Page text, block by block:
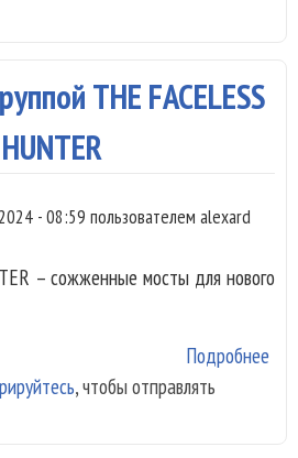
THE FACELESS
HUNTER
- 08:59 пользователем alexard
Подробнее
, чтобы отправлять